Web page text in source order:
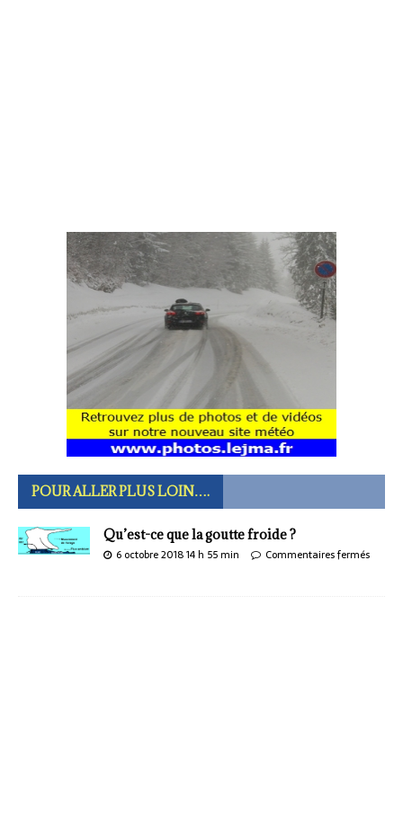
POUR ALLER PLUS LOIN….
Qu’est-ce que la goutte froide ?
6 octobre 2018 14 h 55 min Commentaires fermés